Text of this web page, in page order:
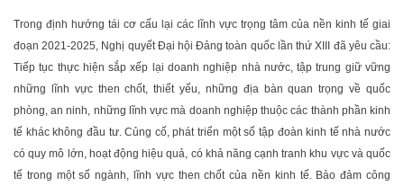
Trong định hướng tái cơ cấu lại các lĩnh vực trọng tâm của nền kinh tế giai
đoạn 2021-2025, Nghị quyết Đại hội Đảng toàn quốc lần thứ XIII đã yêu cầu:
Tiếp tục thực hiện sắp xếp lại doanh nghiệp nhà nước, tập trung giữ vững
những lĩnh vực then chốt, thiết yếu, những địa bàn quan trọng về quốc
phòng, an ninh, những lĩnh vực mà doanh nghiệp thuộc các thành phần kinh
tế khác không đầu tư. Củng cố, phát triển một số tập đoàn kinh tế nhà nước
có quy mô lớn, hoạt động hiệu quả, có khả năng cạnh tranh khu vực và quốc
tế trong một số ngành, lĩnh vực then chốt của nền kinh tế. Bảo đảm công